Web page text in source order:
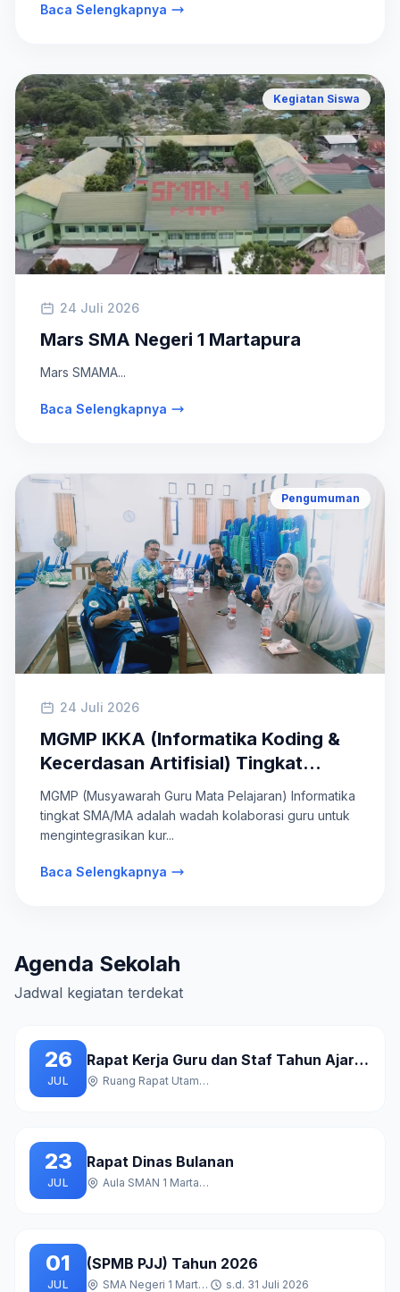
Baca Selengkapnya
Kegiatan Siswa
24 Juli 2026
Mars SMA Negeri 1 Martapura
Mars SMAMA...
Baca Selengkapnya
Pengumuman
24 Juli 2026
MGMP IKKA (Informatika Koding &
Kecerdasan Artifisial) Tingkat
SMA/MA
MGMP (Musyawarah Guru Mata Pelajaran) Informatika
tingkat SMA/MA adalah wadah kolaborasi guru untuk
mengintegrasikan kur...
Baca Selengkapnya
Agenda Sekolah
Jadwal kegiatan terdekat
26
JUL
Rapat Kerja Guru dan Staf Tahun Ajaran Baru
Ruang Rapat Utama Gedung A
23
JUL
Rapat Dinas Bulanan
Aula SMAN 1 Martapura
01
JUL
(SPMB PJJ) Tahun 2026
SMA Negeri 1 Martapura s.d. 31 Juli 2026